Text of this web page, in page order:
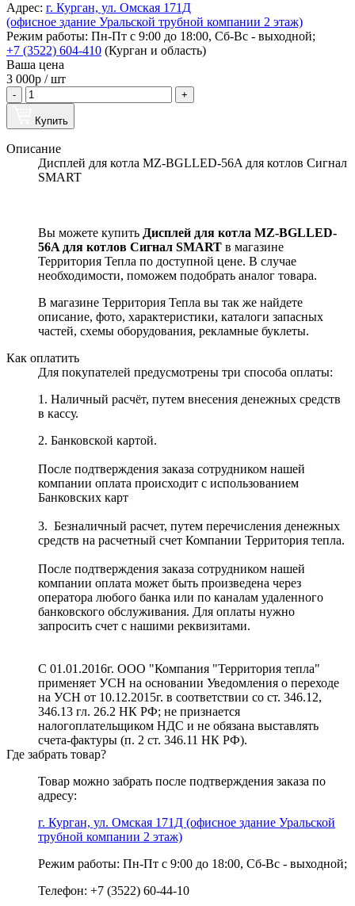
Адрес: г. Курган, ул. Омская 171Д
(офисное здание Уральской трубной компании 2 этаж)
Режим работы: Пн-Пт с 9:00 до 18:00, Сб-Вс - выходной;
+7 (3522) 604-410 (Курган и область)
Ваша цена
3 000р / шт
Купить
Описание
Дисплей для котла MZ-BGLLED-56A для котлов Сигнал
SMART
Вы можете купить Дисплей для котла MZ-BGLLED-
56A для котлов Сигнал SMART в магазине
Территория Тепла по доступной цене. В случае
необходимости, поможем подобрать аналог товара.
В магазине Территория Тепла вы так же найдете
описание, фото, характеристики, каталоги запасных
частей, схемы оборудования, рекламные буклеты.
Как оплатить
Для покупателей предусмотрены три способа оплаты:
1. Наличный расчёт, путем внесения денежных средств
в кассу.
2. Банковской картой.
После подтверждения заказа сотрудником нашей
компании оплата происходит с использованием
Банковских карт
3. Безналичный расчет, путем перечисления денежных
средств на расчетный счет Компании Территория тепла.
После подтверждения заказа сотрудником нашей
компании оплата может быть произведена через
оператора любого банка или по каналам удаленного
банковского обслуживания. Для оплаты нужно
запросить счет с нашими реквизитами.
С 01.01.2016г. ООО "Компания "Территория тепла"
применяет УСН на основании Уведомления о переходе
на УСН от 10.12.2015г. в соответствии со ст. 346.12,
346.13 гл. 26.2 НК РФ; не признается
налогоплательщиком НДС и не обязана выставлять
счета-фактуры (п. 2 ст. 346.11 НК РФ).
Где забрать товар?
Товар можно забрать после подтверждения заказа по
адресу:
г. Курган, ул. Омская 171Д (офисное здание Уральской
трубной компании 2 этаж)
Режим работы: Пн-Пт с 9:00 до 18:00, Сб-Вс - выходной;
Телефон: +7 (3522) 60-44-10